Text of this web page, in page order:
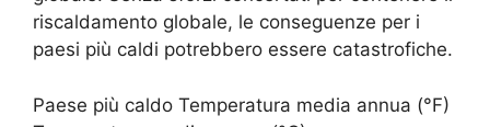
riscaldamento globale, le conseguenze per i
paesi più caldi potrebbero essere catastrofiche.
Paese più caldo Temperatura media annua (°F)